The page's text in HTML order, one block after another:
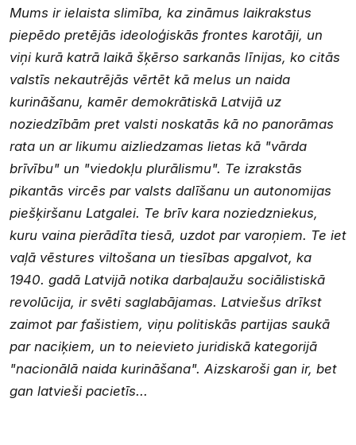
Mums ir ielaista slimība, ka zināmus laikrakstus
piepēdo pretējās ideoloģiskās frontes karotāji, un
viņi kurā katrā laikā šķērso sarkanās līnijas, ko citās
valstīs nekautrējās vērtēt kā melus un naida
kurināšanu, kamēr demokrātiskā Latvijā uz
noziedzībām pret valsti noskatās kā no panorāmas
rata un ar likumu aizliedzamas lietas kā "vārda
brīvību" un "viedokļu plurālismu". Te izrakstās
pikantās vircēs par valsts dalīšanu un autonomijas
piešķiršanu Latgalei. Te brīv kara noziedzniekus,
kuru vaina pierādīta tiesā, uzdot par varoņiem. Te iet
vaļā vēstures viltošana un tiesības apgalvot, ka
1940. gadā Latvijā notika darbaļaužu sociālistiskā
revolūcija, ir svēti saglabājamas. Latviešus drīkst
zaimot par fašistiem, viņu politiskās partijas saukā
par naciķiem, un to neievieto juridiskā kategorijā
"nacionālā naida kurināšana". Aizskaroši gan ir, bet
gan latvieši pacietīs...